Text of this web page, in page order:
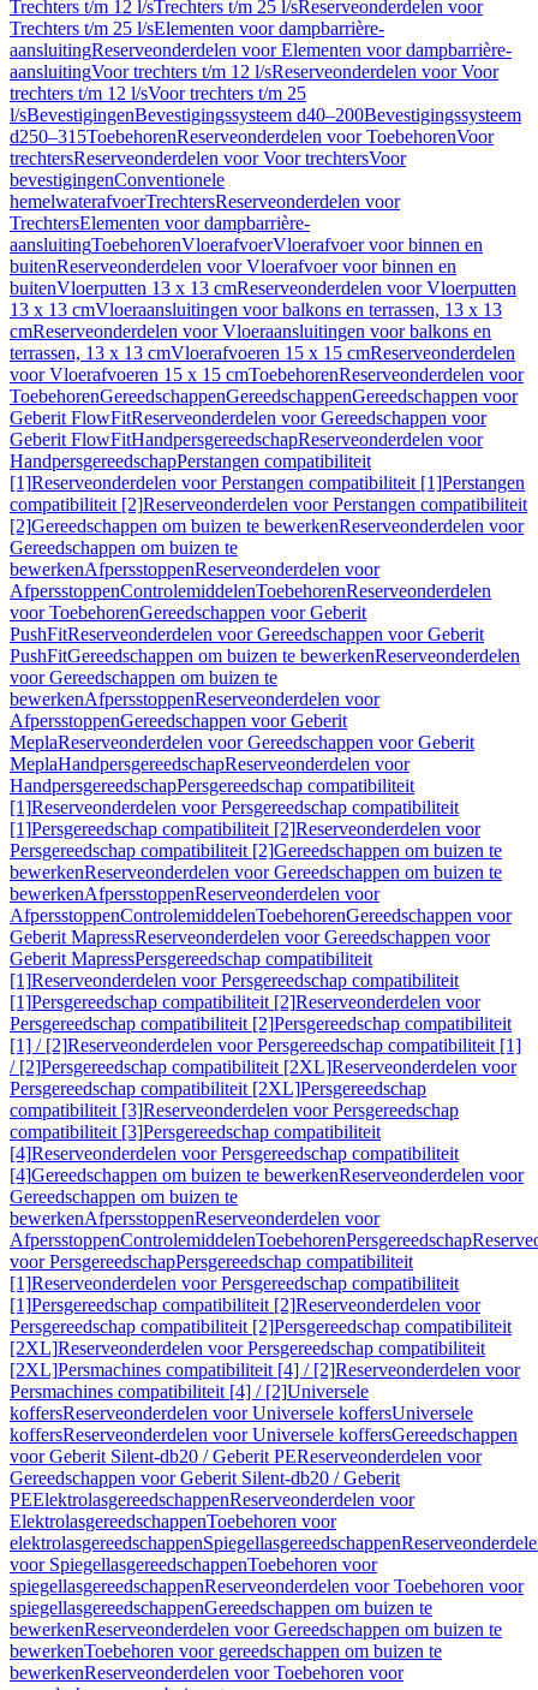
Trechters t/m 12 l/sTrechters t/m 25 l/sReserveonderdelen voor
Trechters t/m 25 l/sElementen voor dampbarrière-
aansluitingReserveonderdelen voor Elementen voor dampbarrière-
aansluitingVoor trechters t/m 12 l/sReserveonderdelen voor Voor
trechters t/m 12 l/sVoor trechters t/m 25
l/sBevestigingenBevestigingssysteem d40–200Bevestigingssysteem
d250–315ToebehorenReserveonderdelen voor ToebehorenVoor
trechtersReserveonderdelen voor Voor trechtersVoor
bevestigingenConventionele
hemelwaterafvoerTrechtersReserveonderdelen voor
TrechtersElementen voor dampbarrière-
aansluitingToebehorenVloerafvoerVloerafvoer voor binnen en
buitenReserveonderdelen voor Vloerafvoer voor binnen en
buitenVloerputten 13 x 13 cmReserveonderdelen voor Vloerputten
13 x 13 cmVloeraansluitingen voor balkons en terrassen, 13 x 13
cmReserveonderdelen voor Vloeraansluitingen voor balkons en
terrassen, 13 x 13 cmVloerafvoeren 15 x 15 cmReserveonderdelen
voor Vloerafvoeren 15 x 15 cmToebehorenReserveonderdelen voor
ToebehorenGereedschappenGereedschappenGereedschappen voor
Geberit FlowFitReserveonderdelen voor Gereedschappen voor
Geberit FlowFitHandpersgereedschapReserveonderdelen voor
HandpersgereedschapPerstangen compatibiliteit
[1]Reserveonderdelen voor Perstangen compatibiliteit [1]Perstangen
compatibiliteit [2]Reserveonderdelen voor Perstangen compatibiliteit
[2]Gereedschappen om buizen te bewerkenReserveonderdelen voor
Gereedschappen om buizen te
bewerkenAfpersstoppenReserveonderdelen voor
AfpersstoppenControlemiddelenToebehorenReserveonderdelen
voor ToebehorenGereedschappen voor Geberit
PushFitReserveonderdelen voor Gereedschappen voor Geberit
PushFitGereedschappen om buizen te bewerkenReserveonderdelen
voor Gereedschappen om buizen te
bewerkenAfpersstoppenReserveonderdelen voor
AfpersstoppenGereedschappen voor Geberit
MeplaReserveonderdelen voor Gereedschappen voor Geberit
MeplaHandpersgereedschapReserveonderdelen voor
HandpersgereedschapPersgereedschap compatibiliteit
[1]Reserveonderdelen voor Persgereedschap compatibiliteit
[1]Persgereedschap compatibiliteit [2]Reserveonderdelen voor
Persgereedschap compatibiliteit [2]Gereedschappen om buizen te
bewerkenReserveonderdelen voor Gereedschappen om buizen te
bewerkenAfpersstoppenReserveonderdelen voor
AfpersstoppenControlemiddelenToebehorenGereedschappen voor
Geberit MapressReserveonderdelen voor Gereedschappen voor
Geberit MapressPersgereedschap compatibiliteit
[1]Reserveonderdelen voor Persgereedschap compatibiliteit
[1]Persgereedschap compatibiliteit [2]Reserveonderdelen voor
Persgereedschap compatibiliteit [2]Persgereedschap compatibiliteit
[1] / [2]Reserveonderdelen voor Persgereedschap compatibiliteit [1]
/ [2]Persgereedschap compatibiliteit [2XL]Reserveonderdelen voor
Persgereedschap compatibiliteit [2XL]Persgereedschap
compatibiliteit [3]Reserveonderdelen voor Persgereedschap
compatibiliteit [3]Persgereedschap compatibiliteit
[4]Reserveonderdelen voor Persgereedschap compatibiliteit
[4]Gereedschappen om buizen te bewerkenReserveonderdelen voor
Gereedschappen om buizen te
bewerkenAfpersstoppenReserveonderdelen voor
AfpersstoppenControlemiddelenToebehorenPersgereedschap
voor PersgereedschapPersgereedschap compatibiliteit
[1]Reserveonderdelen voor Persgereedschap compatibiliteit
[1]Persgereedschap compatibiliteit [2]Reserveonderdelen voor
Persgereedschap compatibiliteit [2]Persgereedschap compatibiliteit
[2XL]Reserveonderdelen voor Persgereedschap compatibiliteit
[2XL]Persmachines compatibiliteit [4] / [2]Reserveonderdelen voor
Persmachines compatibiliteit [4] / [2]Universele
koffersReserveonderdelen voor Universele koffersUniversele
koffersReserveonderdelen voor Universele koffersGereedschappen
voor Geberit Silent-db20 / Geberit PEReserveonderdelen voor
Gereedschappen voor Geberit Silent-db20 / Geberit
PEElektrolasgereedschappenReserveonderdelen voor
ElektrolasgereedschappenToebehoren voor
elektrolasgereedschappenSpiegellasgereedschappen
voor SpiegellasgereedschappenToebehoren voor
spiegellasgereedschappenReserveonderdelen voor Toebehoren voor
spiegellasgereedschappenGereedschappen om buizen te
bewerkenReserveonderdelen voor Gereedschappen om buizen te
bewerkenToebehoren voor gereedschappen om buizen te
bewerkenReserveonderdelen voor Toebehoren voor